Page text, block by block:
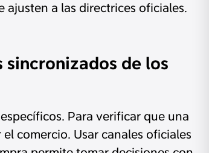
ajusten a las directrices oficiales.
de los
Para verificar que una
comercio. Usar canales oficiales